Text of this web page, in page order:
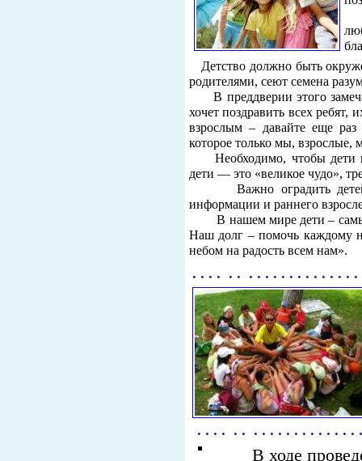
Детство должно быть
родителями, сеют семена
В преддверии этого
хочет поздравить всех ребят,
взрослым – давайте еще раз
которое только мы, взрослые,
Необходимо, чтобы дети
дети — это «великое чудо»,
Важно оградить детей
информации и раннего
В нашем мире дети –
Наш долг – помочь каждому
небом на радость всем нам».
. . . . . . . . . . . . . . . . . . . .
. . . . . . . . . . . . . . . . . . .
В ходе